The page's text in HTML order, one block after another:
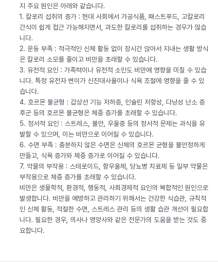
지 주요 원인은 아래와 같습니다.
1. 칼로리 섭취의 증가 : 현대 사회에서 가공식품, 패스트푸드, 고칼로리
간식이 쉽게 접근 가능해지면서, 과도한 칼로리를 섭취하는 경우가 많습
니다.
2. 운동 부족 : 적극적인 신체 활동 없이 장시간 앉아서 지내는 생활 방식
은 칼로리 소모를 줄이고 비만을 초래할 수 있습니다.
3. 유전적 요인 : 가족력이나 유전적 소인도 비만에 영향을 미칠 수 있습
니다. 특정 유전자 변이가 신진대사율이나 식욕 조절에 영향을 줄 수 있
습니다.
4. 호르몬 불균형 : 갑상선 기능 저하증, 인슐린 저항성, 다낭성 난소 증
후군 등의 호르몬 불균형은 체중 증가를 초래할 수 있습니다.
5. 정서적 요인 : 스트레스, 불안, 우울증 등의 정서적 문제는 과식을 유
발할 수 있으며, 이는 비만으로 이어질 수 있습니다.
6. 수면 부족 : 충분하지 않은 수면은 신체의 호르몬 균형을 불안정하게
만들고, 식욕 증가와 체중 증가로 이어질 수 있습니다.
7. 약물의 부작용 : 스테로이드, 항우울제, 당뇨병 치료제 등 일부 약물은
부작용으로 체중 증가를 초래할 수 있습니다.
비만은 생물학적, 환경적, 행동적, 사회경제적 요인의 복합적인 원인으로
발생합니다. 비만을 예방하고 관리하기 위해서는 건강한 식습관, 규칙적
인 신체 활동, 적절한 수면, 스트레스 관리 등의 생활 습관 개선이 필요합
니다. 필요한 경우, 의사나 영양사와 같은 전문가의 도움을 받는 것도 중
요합니다.